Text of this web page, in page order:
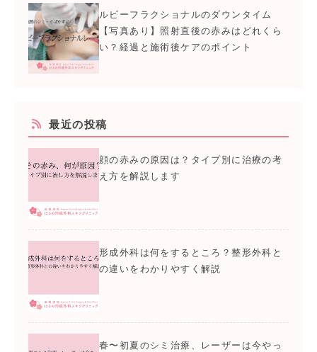
ルビーフラクショナルのダウンタイム
【写真あり】照射直後の赤みはどれくら
い？経過と施術後ケアのポイント
最近の投稿
顔の赤みの原因は？タイプ別に治療の考
え方を解説します
形成外科は何をするところ？整形外科と
の違いをわかりやすく解説
春〜初夏のシミ治療、レーザーは今やっ